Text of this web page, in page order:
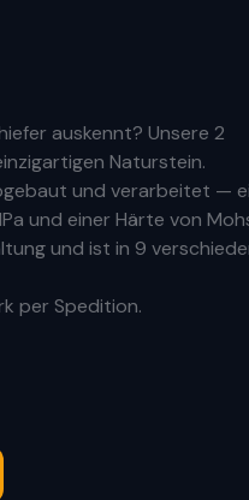
auskennt? Unsere 2
Naturstein.
und verarbeitet —
und einer Härte von
und ist in 9
per Spedition.